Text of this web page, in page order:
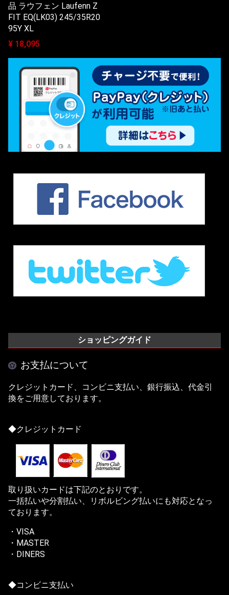
品 ラウフェン Laufenn Z
FIT EQ(LK03) 245/35R20
95Y XL
¥ 18,095
ショッピングガイド
お支払について
クレジットカード、コンビニ支払い、銀行振込、代金引
換をご用意しております。
◆クレジットカード
取り扱いカードは下記のとおりです。
一括払いや分割払い、リボルビング払いにも対応となっ
ております。
・VISA
・MASTER
・DINERS
◆コンビニ支払い